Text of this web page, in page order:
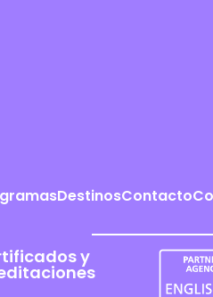
DestinosContacto
y